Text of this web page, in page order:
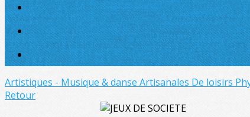
Artistiques - Musique & danse Artisanales De loisirs
Retour